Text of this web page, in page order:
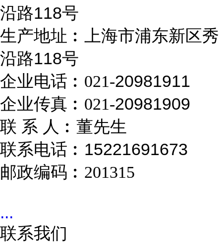
沿路118号
生产地址︰上海市浦东新区秀
沿路118号
企业电话︰ 021-20981911
企业传真︰ 021-20981909
联 系 人︰董先生
联系电话︰15221691673
邮政编码︰ 201315
...
联系我们